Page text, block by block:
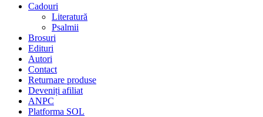
Cadouri
Literatură
Psalmii
Brosuri
Edituri
Autori
Contact
Returnare produse
Deveniți afiliat
ANPC
Platforma SOL